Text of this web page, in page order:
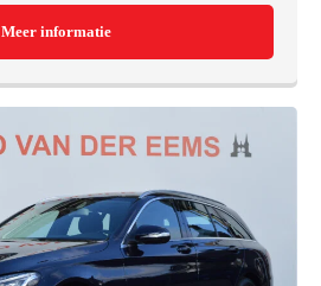
Meer informatie